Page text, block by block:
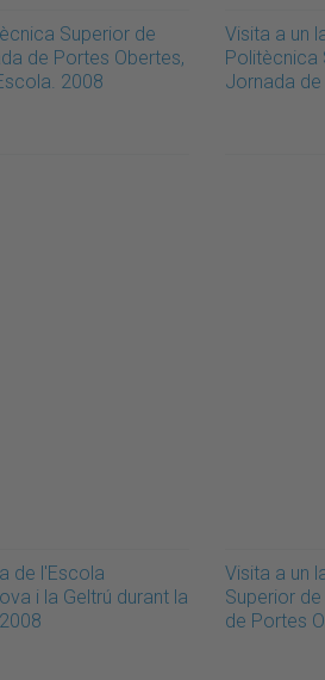
Superior de
de Portes Obertes,
2008
Visita a un
Politècnica
Jornada
de l'Escola
i la Geltrú durant la
Visita a un
Superior
de Portes